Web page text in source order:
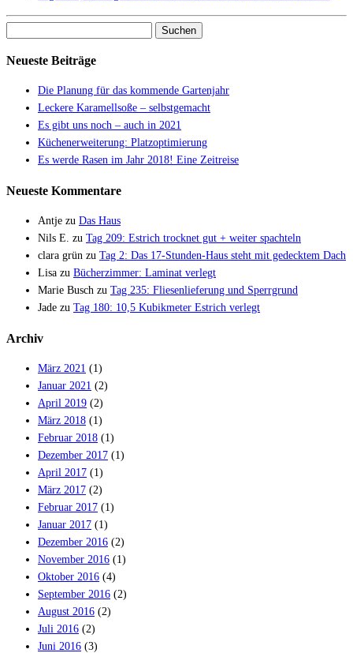
Neueste Beiträge
Die Planung für das kommende Gartenjahr
Leckere Karamellsoße – selbstgemacht
Es gibt uns noch – auch in 2021
Küchenerweiterung: Platzoptimierung
Es werde Rasen im Jahr 2018! Eine Zeitreise
Neueste Kommentare
Antje zu Das Haus
Nils E. zu Tag 209: Estrich trocknet gut + weiter spachteln
clara grün zu Tag 2: Das 17-Stunden-Haus steht mit gedecktem Dach
Lisa zu Bücherzimmer: Laminat verlegt
Marie Busch zu Tag 235: Fliesenlieferung und Sperrgrund
Jade zu Tag 180: 10,5 Kubikmeter Estrich verlegt
Archiv
März 2021 (1)
Januar 2021 (2)
April 2019 (2)
März 2018 (1)
Februar 2018 (1)
Dezember 2017 (1)
April 2017 (1)
März 2017 (2)
Februar 2017 (1)
Januar 2017 (1)
Dezember 2016 (2)
November 2016 (1)
Oktober 2016 (4)
September 2016 (2)
August 2016 (2)
Juli 2016 (2)
Juni 2016 (3)